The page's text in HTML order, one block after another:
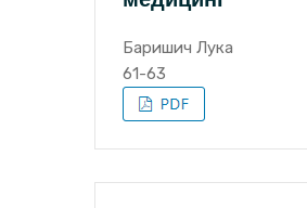
Баришич Лука
61-63